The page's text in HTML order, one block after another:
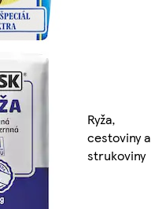
Ryža,
cestoviny a
strukoviny